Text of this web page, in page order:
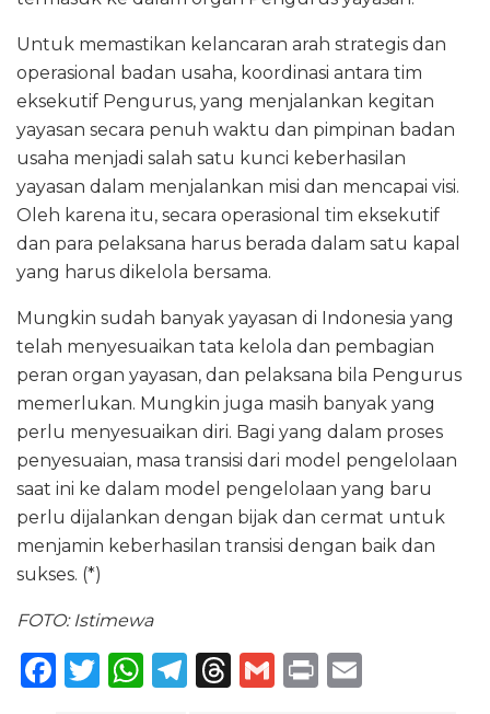
Untuk memastikan kelancaran arah strategis dan
operasional badan usaha, koordinasi antara tim
eksekutif Pengurus, yang menjalankan kegitan
yayasan secara penuh waktu dan pimpinan badan
usaha menjadi salah satu kunci keberhasilan
yayasan dalam menjalankan misi dan mencapai visi.
Oleh karena itu, secara operasional tim eksekutif
dan para pelaksana harus berada dalam satu kapal
yang harus dikelola bersama.
Mungkin sudah banyak yayasan di Indonesia yang
telah menyesuaikan tata kelola dan pembagian
peran organ yayasan, dan pelaksana bila Pengurus
memerlukan. Mungkin juga masih banyak yang
perlu menyesuaikan diri. Bagi yang dalam proses
penyesuaian, masa transisi dari model pengelolaan
saat ini ke dalam model pengelolaan yang baru
perlu dijalankan dengan bijak dan cermat untuk
menjamin keberhasilan transisi dengan baik dan
sukses. (*)
FOTO: Istimewa
F
T
W T
T
G P